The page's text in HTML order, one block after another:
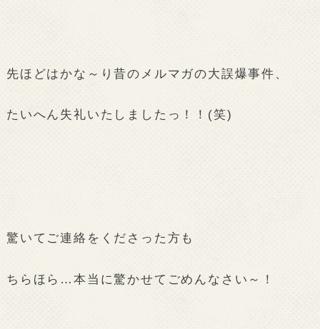
先ほどはかな～り昔のメルマガの大誤爆事件、
たいへん失礼いたしましたっ！！(笑)
驚いてご連絡をくださった方も
ちらほら…本当に驚かせてごめんなさい～！